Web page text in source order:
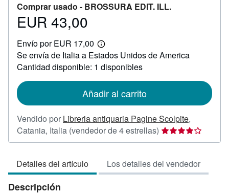
Comprar usado - BROSSURA EDIT. ILL.
Precio
43,00
EUR 43,00
Envío por EUR 17,00
Más
información
sobre
las
envío
Se envía de Italia a Estados Unidos de America
Cantidad disponible: 1 disponibles
Añadir al carrito
Vendido por Libreria antiquaria Pagine Scolpite,
Catania, Italia (vendedor de 4 estrellas) Calificación
del
4
de
Detalles del artículo Los detalles del vendedor
Descripción